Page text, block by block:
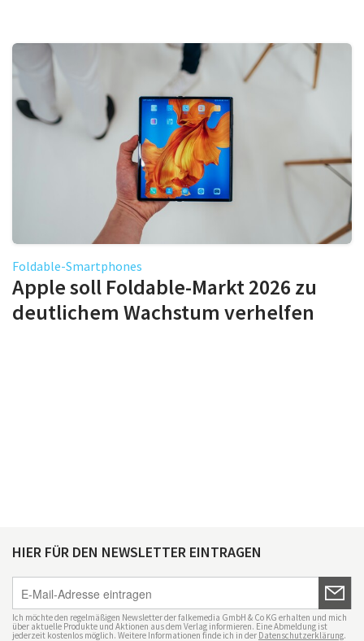
Foldable-Smartphones
Apple soll Foldable-Markt 2026 zu
deutlichem Wachstum verhelfen
HIER FÜR DEN NEWSLETTER EINTRAGEN
Ich möchte den regelmäßigen Newsletter der falkemedia GmbH & Co KG erhalten und mich
über aktuelle Produkte und Aktionen aus dem Verlag informieren. Eine Abmeldung ist
jederzeit kostenlos möglich. Weitere Informationen finde ich in der Datenschutzerklärung.